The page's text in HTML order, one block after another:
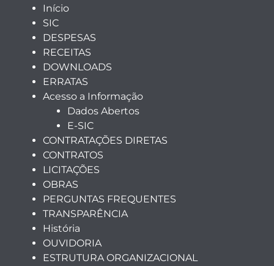
Início
SIC
DESPESAS
RECEITAS
DOWNLOADS
ERRATAS
Acesso a Informação
Dados Abertos
E-SIC
CONTRATAÇÕES DIRETAS
CONTRATOS
LICITAÇÕES
OBRAS
PERGUNTAS FREQUENTES
TRANSPARÊNCIA
História
OUVIDORIA
ESTRUTURA ORGANIZACIONAL